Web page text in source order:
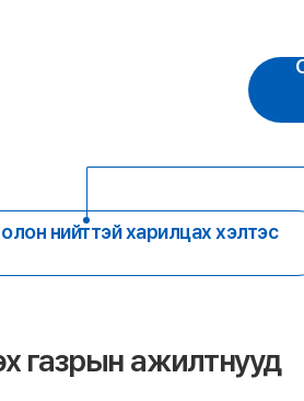
нийттэй харилцах хэлтэс
газрын ажилтнууд